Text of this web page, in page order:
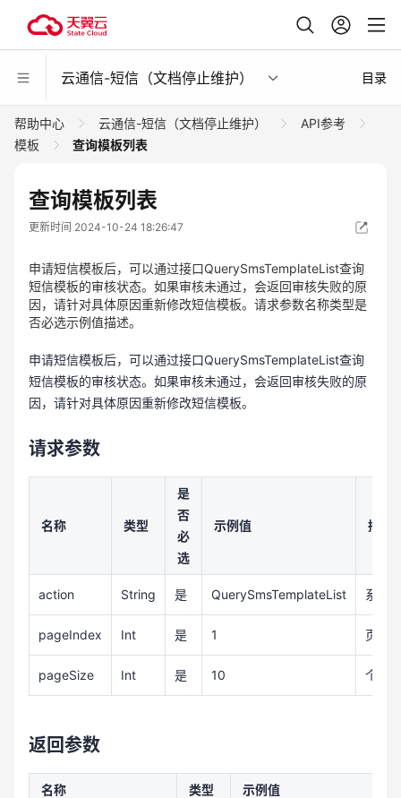
云通信-短信（文档停止维护） 目录
帮助中心 云通信-短信（文档停止维护）
API参考
模板
查询模板列表
查询模板列表
更新时间 2024-10-24 18:26:47
申请短信模板后，可以通过接口QuerySmsTemplateList查询
短信模板的审核状态。如果审核未通过，会返回审核失败的原
因，请针对具体原因重新修改短信模板。请求参数名称类型是
否必选示例值描述。
申请短信模板后，可以通过接口QuerySmsTemplateList查询
短信模板的审核状态。如果审核未通过，会返回审核失败的原
因，请针对具体原因重新修改短信模板。
请求参数
名称 类型
是
否
必
选
示例值 描述
action String 是 QuerySmsTemplateList 系统
pageIndex Int 是 1 页码
pageSize Int 是 10 个数
返回参数
名称 类型 示例值